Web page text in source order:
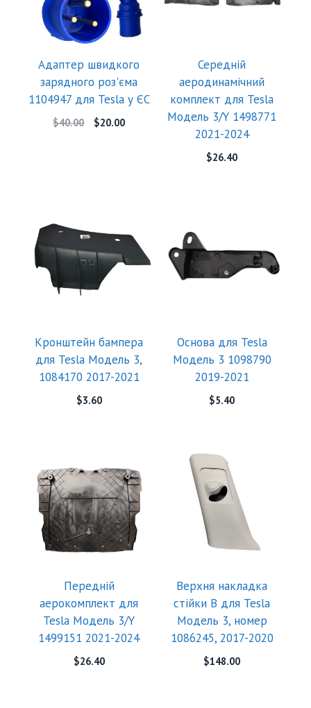
Адаптер швидкого
зарядного роз'єма
1104947 для Tesla у ЄС
$40.00 $20.00
Середній
аеродинамічний
комплект для Tesla
Модель 3/Y 1498771
2021-2024
$26.40
Кронштейн бампера
для Tesla Модель 3,
1084170 2017-2021
$3.60
Основа для Tesla
Модель 3 1098790
2019-2021
$5.40
Передній
аерокомплект для
Tesla Модель 3/Y
1499151 2021-2024
$26.40
Верхня накладка
стійки B для Tesla
Модель 3, номер
1086245, 2017-2020
$148.00